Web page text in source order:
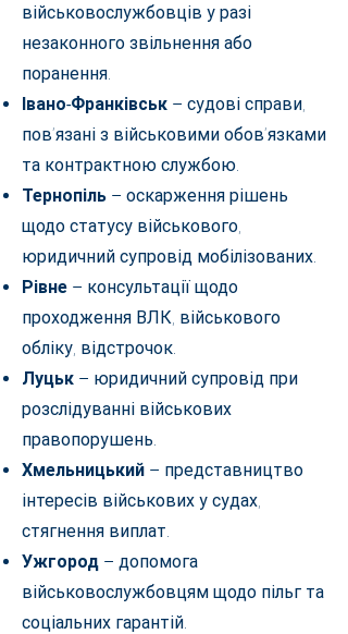
військовослужбовців у разі
незаконного звільнення або
поранення.
Івано-Франківськ – судові справи,
пов’язані з військовими обов’язками
та контрактною службою.
Тернопіль – оскарження рішень
щодо статусу військового,
юридичний супровід мобілізованих.
Рівне – консультації щодо
проходження ВЛК, військового
обліку, відстрочок.
Луцьк – юридичний супровід при
розслідуванні військових
правопорушень.
Хмельницький – представництво
інтересів військових у судах,
стягнення виплат.
Ужгород – допомога
військовослужбовцям щодо пільг та
соціальних гарантій.